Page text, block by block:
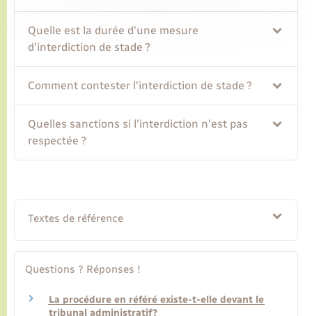
Quelle est la durée d'une mesure
d'interdiction de stade ?
Comment contester l'interdiction de stade ?
Quelles sanctions si l'interdiction n'est pas
respectée ?
Textes de référence
Questions ? Réponses !
La procédure en référé existe-t-elle devant le
tribunal administratif?